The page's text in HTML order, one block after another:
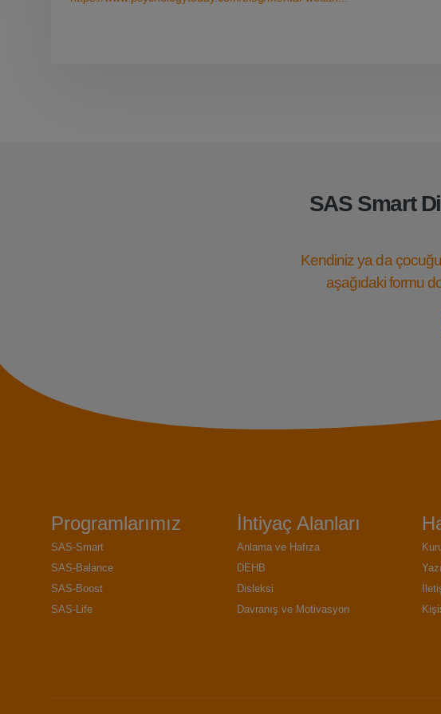
SAS Smart
Kendiniz ya da
aşağıdaki formu
Programlarımız
SAS-Smart
SAS-Balance
SAS-Boost
SAS-Life
İhtiyaç Alanları
Anlama ve Hafıza
DEHB
Disleksi
Davranış ve Motivasyon